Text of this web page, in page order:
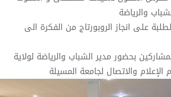
والرياضة
على انجاز الروبورتاج من الفكرة الى
بحضور مدير الشباب والرياضة لولاية
والاتصال لجامعة المسيلة